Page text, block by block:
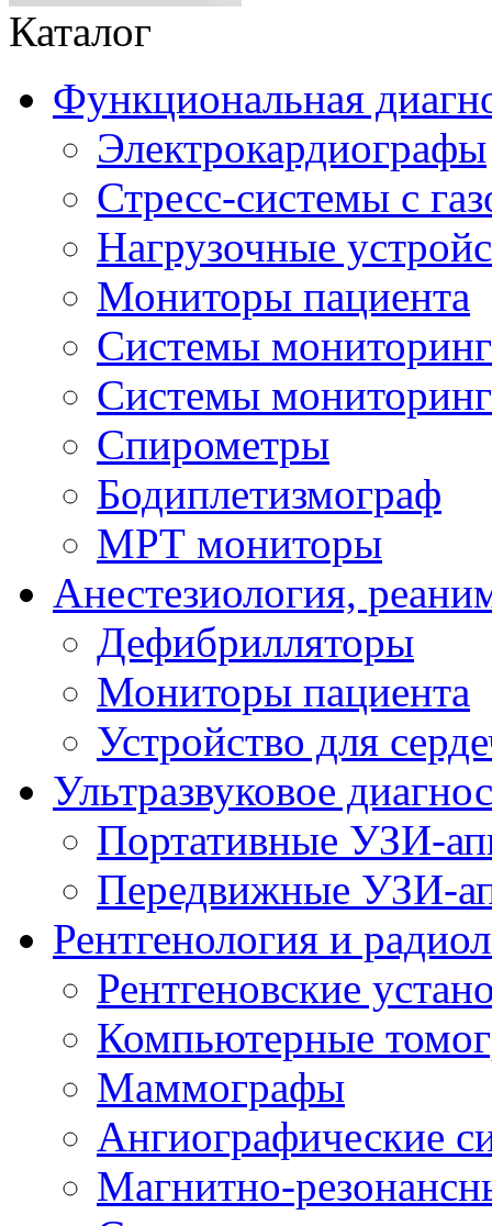
Каталог
Функциональная
Электрокардиографы
Стресс-системы с
Нагрузочные
Мониторы пациента
Системы
Системы
Спирометры
Бодиплетизмограф
МРТ мониторы
Анестезиология,
Дефибрилляторы
Мониторы пациента
Устройство для
Ультразвуковое
Портативные УЗИ-
Передвижные УЗИ-
Рентгенология и
Рентгеновские
Компьютерные
Маммографы
Ангиографические
Магнитно-